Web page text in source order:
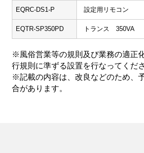
EQRC-DS1-P 設定用リモコン
EQTR-SP350PD トランス 350VA
※風俗営業等の規則及び業務の適正
行規則に準ずる設置を行なってくださ
※記載の内容は、改良などのため、
合があります。